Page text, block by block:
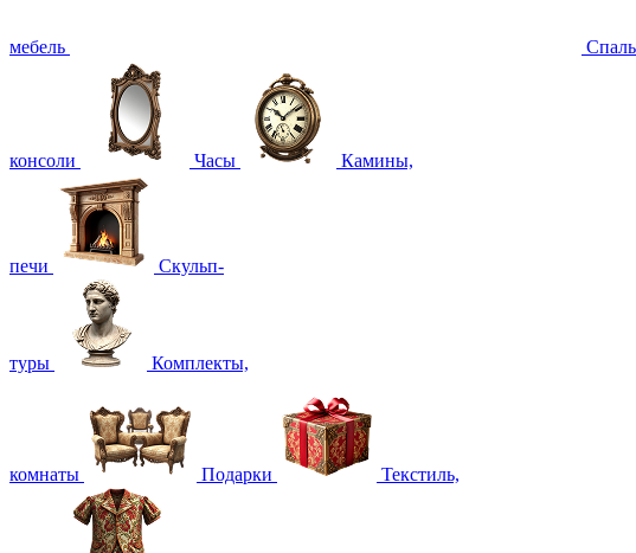
мебель
консоли Часы Камины,
печи Скульп-
туры Комплекты,
комнаты Подарки Текстиль,